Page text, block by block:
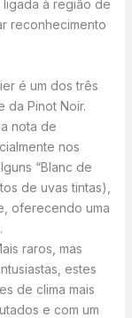
ligada à região de
reconhecimento
é um dos três
da Pinot Noir.
nota de
nos
“Blanc de
de uvas tintas),
oferecendo uma
raros, mas
estes
de clima mais
e com um